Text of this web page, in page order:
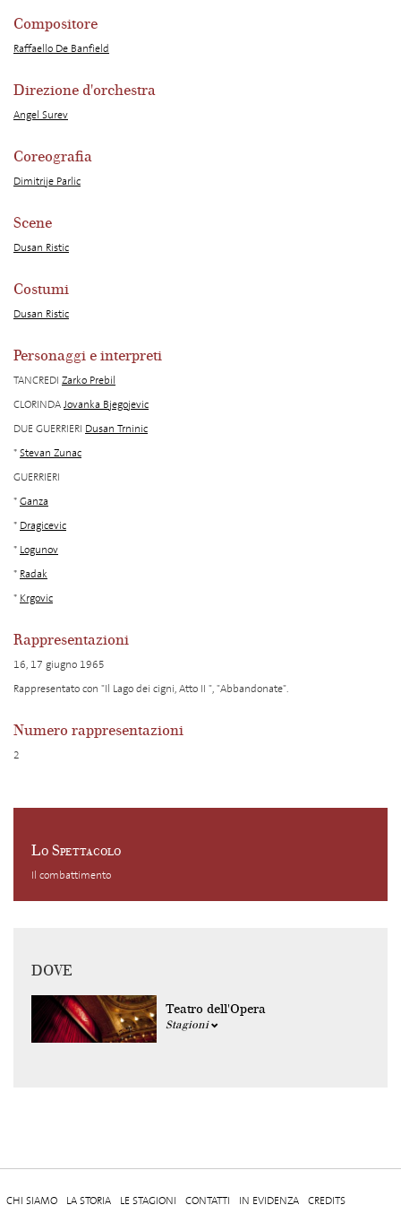
Compositore
Raffaello De Banfield
Direzione d'orchestra
Angel Surev
Coreografia
Dimitrije Parlic
Scene
Dusan Ristic
Costumi
Dusan Ristic
Personaggi e interpreti
TANCREDI Zarko Prebil
CLORINDAJovanka Bjegojevic
DUE GUERRIERI Dusan Trninic
*Stevan Zunac
GUERRIERI
*Ganza
* Dragicevic
* Logunov
* Radak
* Krgovic
Rappresentazioni
16, 17 giugno 1965
Rappresentato con "Il Lago dei cigni, Atto II ", "Abbandonate".
Numero rappresentazioni
2
Lo Spettacolo
Il combattimento
DOVE
Teatro dell'Opera
Stagioni
CHI SIAMO LA STORIA LE STAGIONI CONTATTI IN EVIDENZA CREDITS